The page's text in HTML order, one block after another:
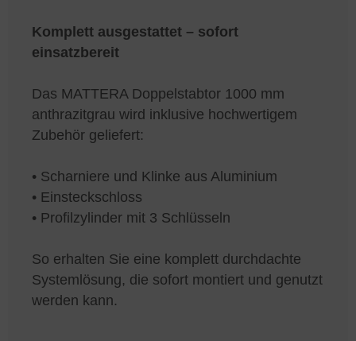
Komplett ausgestattet – sofort
einsatzbereit
Das MATTERA Doppelstabtor 1000 mm
anthrazitgrau wird inklusive hochwertigem
Zubehör geliefert:
• Scharniere und Klinke aus Aluminium
• Einsteckschloss
• Profilzylinder mit 3 Schlüsseln
So erhalten Sie eine komplett durchdachte
Systemlösung, die sofort montiert und genutzt
werden kann.